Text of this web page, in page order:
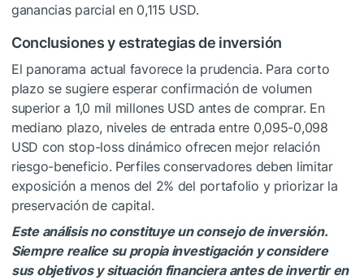
ganancias parcial en 0,115 USD.
Conclusiones y estrategias de inversión
El panorama actual favorece la prudencia. Para corto
plazo se sugiere esperar confirmación de volumen
superior a 1,0 mil millones USD antes de comprar. En
mediano plazo, niveles de entrada entre 0,095-0,098
USD con stop-loss dinámico ofrecen mejor relación
riesgo-beneficio. Perfiles conservadores deben limitar
exposición a menos del 2% del portafolio y priorizar la
preservación de capital.
Este análisis no constituye un consejo de inversión.
Siempre realice su propia investigación y considere
sus objetivos y situación financiera antes de invertir en